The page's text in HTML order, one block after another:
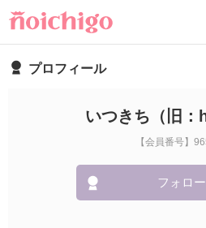
プロフィール
いつきち（旧：
【会員番号】
フォロー